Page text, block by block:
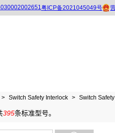
> Switch Safety Interlock > Switch
395条标准型号。